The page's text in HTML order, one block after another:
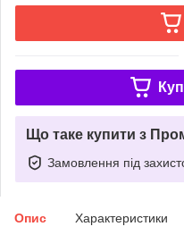
Що таке купити з
Замовлення під
Опис Характеристики